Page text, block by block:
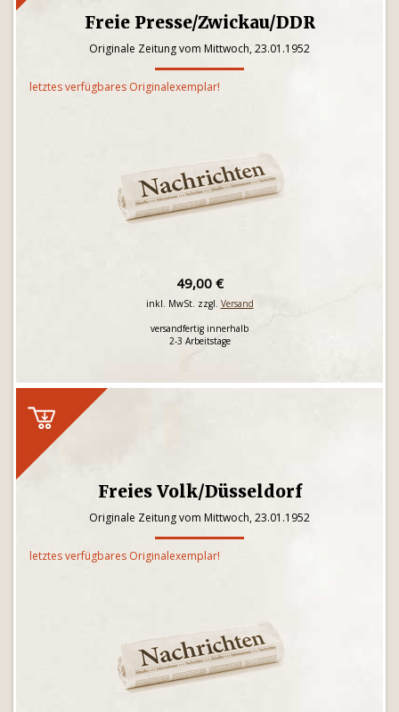
Freie Presse/Zwickau/DDR
Originale Zeitung vom Mittwoch, 23.01.1952
letztes verfügbares Originalexemplar!
49,00 €
inkl. MwSt. zzgl. Versand
versandfertig innerhalb
2-3 Arbeitstage
Freies Volk/Düsseldorf
Originale Zeitung vom Mittwoch, 23.01.1952
letztes verfügbares Originalexemplar!